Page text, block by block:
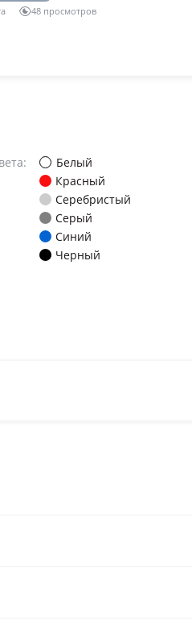
48 просмотров
Белый
Красный
Серебристый
Серый
Синий
Черный